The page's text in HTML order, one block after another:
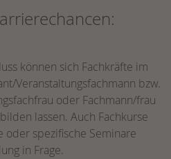
können sich Fachkräfte im
Veranstaltungsfachmann bzw.
oder Fachmann/frau
lassen. Auch Fachkurse
oder spezifische Seminare
in Frage.